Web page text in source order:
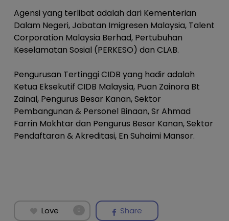
Agensi yang terlibat adalah dari Kementerian
Dalam Negeri, Jabatan Imigresen Malaysia, Talent
Corporation Malaysia Berhad, Pertubuhan
Keselamatan Sosial (PERKESO) dan CLAB.
Pengurusan Tertinggi CIDB yang hadir adalah
Ketua Eksekutif CIDB Malaysia, Puan Zainora Bt
Zainal, Pengurus Besar Kanan, Sektor
Pembangunan & Personel Binaan, Sr Ahmad
Farrin Mokhtar dan Pengurus Besar Kanan, Sektor
Pendaftaran & Akreditasi, En Suhaimi Mansor.
Love 0 Share